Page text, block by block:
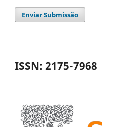
Enviar Submissão
ISSN: 2175-7968